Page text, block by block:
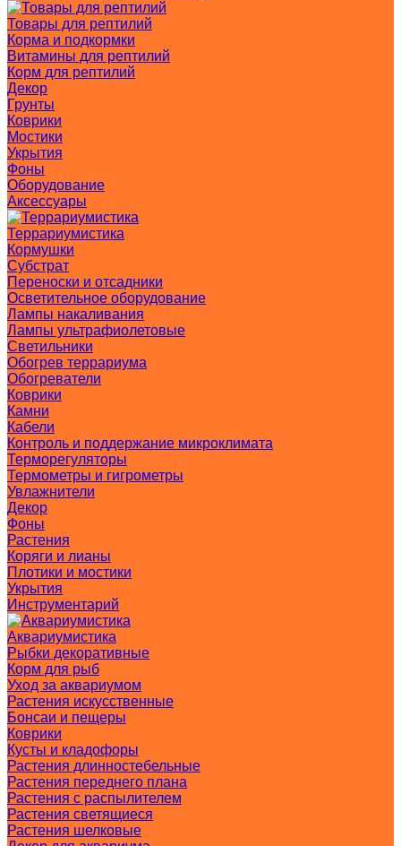
Товары для рептилий
Корма и подкормки
Витамины для рептилий
Корм для рептилий
Декор
Грунты
Коврики
Мостики
Укрытия
Фоны
Оборудование
Аксессуары
Террариумистика
Кормушки
Субстрат
Переноски и отсадники
Осветительное оборудование
Лампы накаливания
Лампы ультрафиолетовые
Светильники
Обогрев террариума
Обогреватели
Коврики
Камни
Кабели
Контроль и поддержание микроклимата
Терморегуляторы
Термометры и гигрометры
Увлажнители
Декор
Фоны
Растения
Коряги и лианы
Плотики и мостики
Укрытия
Инструментарий
Аквариумистика
Рыбки декоративные
Корм для рыб
Уход за аквариумом
Растения искусственные
Бонсаи и пещеры
Коврики
Кусты и кладофоры
Растения длинностебельные
Растения переднего плана
Растения с распылителем
Растения светящиеся
Растения шелковые